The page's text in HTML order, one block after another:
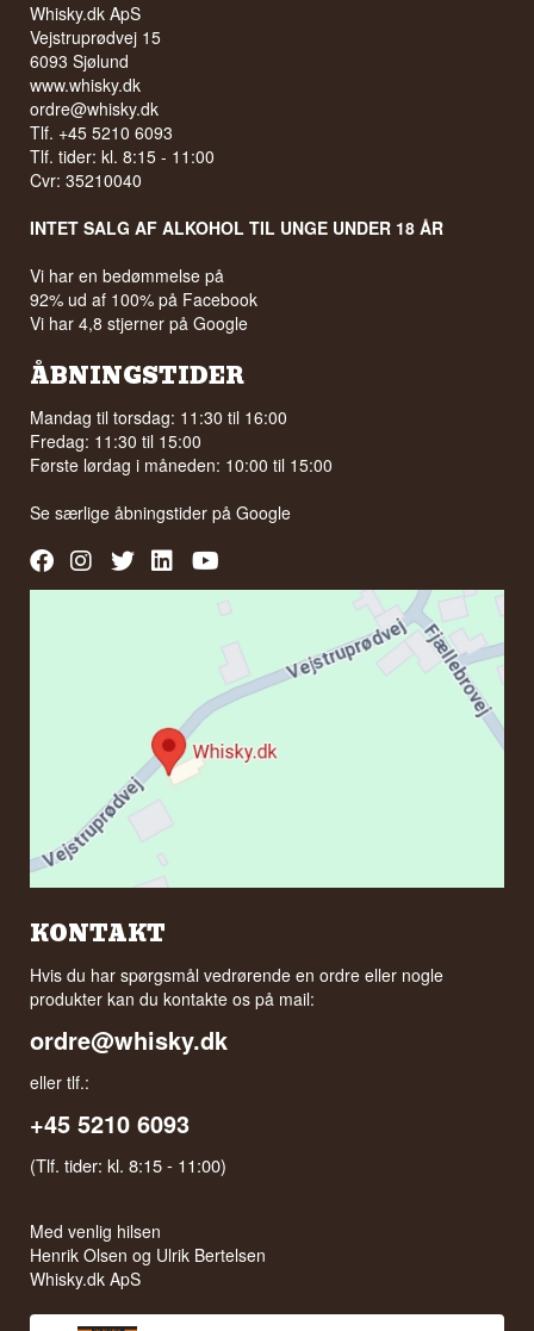
Whisky.dk ApS
Vejstruprødvej 15
6093 Sjølund
www.whisky.dk
ordre@whisky.dk
Tlf. +45 5210 6093
Tlf. tider: kl. 8:15 - 11:00
Cvr: 35210040
INTET SALG AF ALKOHOL TIL UNGE UNDER 18 ÅR
Vi har en bedømmelse på
92% ud af 100% på Facebook
Vi har 4,8 stjerner på Google
ÅBNINGSTIDER
Mandag til torsdag: 11:30 til 16:00
Fredag: 11:30 til 15:00
Første lørdag i måneden: 10:00 til 15:00
Se særlige åbningstider påGoogle
KONTAKT
Hvis du har spørgsmål vedrørende en ordre eller nogle
produkter kan du kontakte os på mail:
ordre@whisky.dk
eller tlf.:
+45 5210 6093
(Tlf. tider: kl. 8:15 - 11:00)
Med venlig hilsen
Henrik Olsen og Ulrik Bertelsen
Whisky.dk ApS